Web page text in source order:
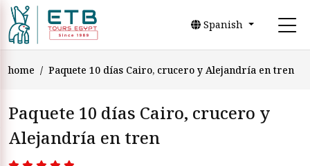
Spanish
home Paquete 10 días Cairo, crucero y Alejandría en tren
Paquete 10 días Cairo, crucero y
Alejandría en tren